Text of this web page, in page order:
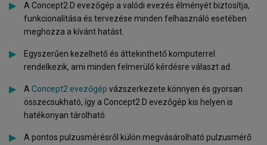
A Concept2 D evezőgép a valódi evezés élményét biztosítja,
funkcionalitása és tervezése minden felhasználó esetében
meghozza a kívánt hatást.
Egyszerűen kezelhető és áttekinthető komputerrel
rendelkezik, ami minden felmerülő kérdésre választ ad.
A Concept2 evezőgép vázszerkezete könnyen és gyorsan
összecsukható, így a Concept2 D evezőgép kis helyen is
hatékonyan tárolható.
A pontos pulzusmérésről külön megvásárolható pulzusmérő